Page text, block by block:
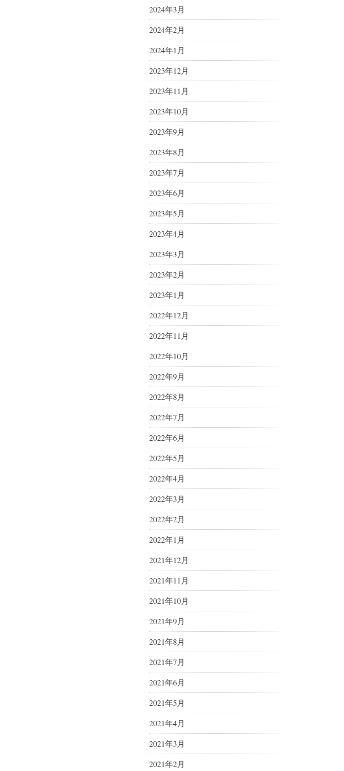
2024年3月
2024年2月
2024年1月
2023年12月
2023年11月
2023年10月
2023年9月
2023年8月
2023年7月
2023年6月
2023年5月
2023年4月
2023年3月
2023年2月
2023年1月
2022年12月
2022年11月
2022年10月
2022年9月
2022年8月
2022年7月
2022年6月
2022年5月
2022年4月
2022年3月
2022年2月
2022年1月
2021年12月
2021年11月
2021年10月
2021年9月
2021年8月
2021年7月
2021年6月
2021年5月
2021年4月
2021年3月
2021年2月